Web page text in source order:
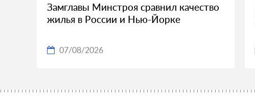
Замглавы Минстроя сравнил качество
жилья в России и Нью-Йорке
07/08/2026